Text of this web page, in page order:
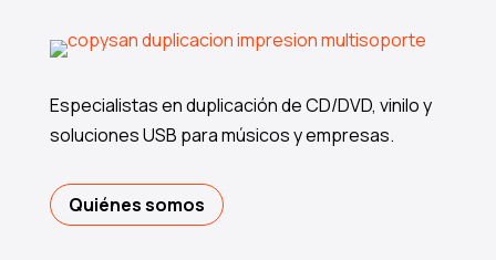
Especialistas en duplicación de CD/DVD, vinilo y
soluciones USB para músicos y empresas.
Quiénes somos